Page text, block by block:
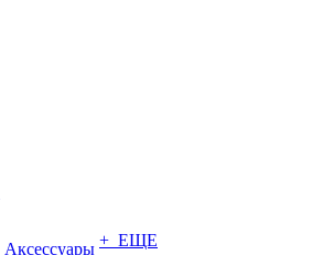
Аксессуары + ЕЩЕ